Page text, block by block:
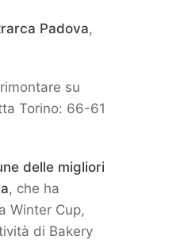
Padova,
su
Torino: 66-61
delle migliori
, che ha
Winter Cup,
di Bakery